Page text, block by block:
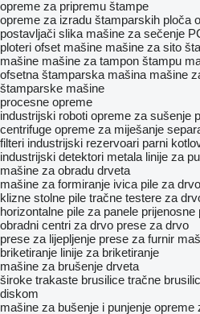
opreme za pripremu štampe
opreme za izradu štamparskih ploča
postavljači slika mašine za sečenje
ploteri ofset mašine mašine za sito
mašine mašine za tampon štampu
ofsetna štamparska mašina mašine
štamparske mašine
procesne opreme
industrijski roboti opreme za sušenje
centrifuge opreme za miješanje
filteri industrijski rezervoari parni
industrijski detektori metala linije za
mašine za obradu drveta
mašine za formiranje ivica pile za drvo
klizne stolne pile tračne testere za
horizontalne pile za panele prijenosne
obradni centri za drvo prese za drvo
prese za lijepljenje prese za furnir
briketiranje linije za briketiranje
mašine za brušenje drveta
široke trakaste brusilice tračne
diskom
mašine za bušenje i punjenje opreme